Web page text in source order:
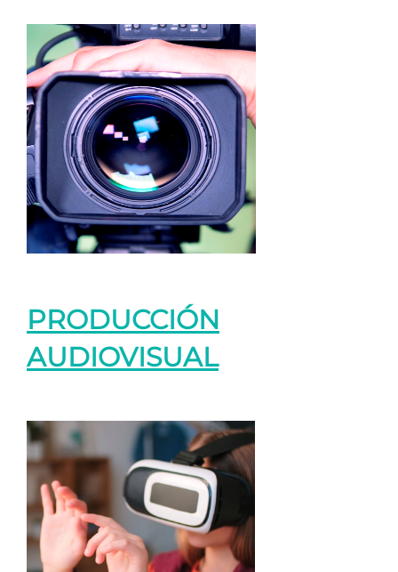
PRODUCCIÓN
AUDIOVISUAL